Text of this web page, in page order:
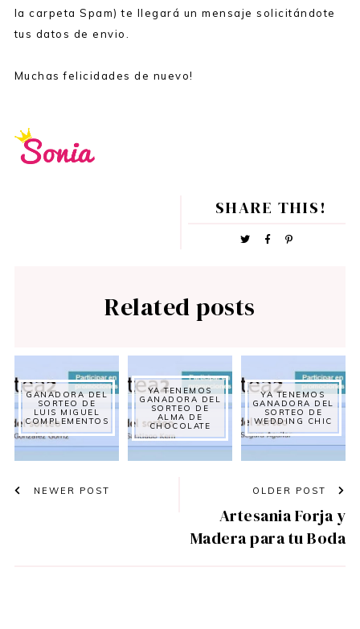
la carpeta Spam) te llegará un mensaje solicitándote
tus datos de envio.
Muchas felicidades de nuevo!
SHARE THIS!
Related posts
GANADORA DEL
SORTEO DE
LUIS MIGUEL
COMPLEMENTOS
YA TENEMOS
GANADORA DEL
SORTEO DE
ALMA DE
CHOCOLATE
YA TENEMOS
GANADORA DEL
SORTEO DE
WEDDING CHIC
NEWER POST OLDER POST
Artesania Forja y
Madera para tu Boda